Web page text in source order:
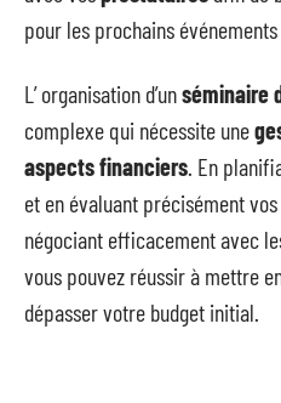
pour les prochains
L’ organisation d’unséminaire
complexe qui nécessite une
aspects financiers . En
et en évaluant précisément
négociant efficacement avec
vous pouvez réussir à mettre
dépasser votre budget initial.